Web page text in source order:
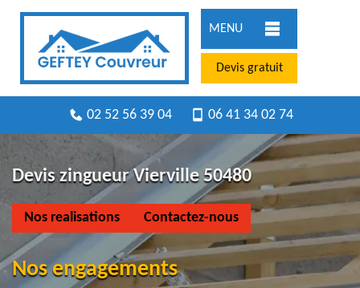
MENU
Devis gratuit
02 52 56 39 04 06 41 34 02 74
Devis zingueur Vierville 50480
Nos realisations Contactez-nous
Nos engagements